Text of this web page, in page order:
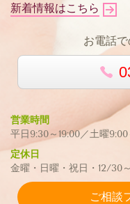
新着情報はこちら
お電話
営業時間
平日9:30～19:00／土曜9:00
定休日
金曜・日曜・祝日・12/30
ご相談